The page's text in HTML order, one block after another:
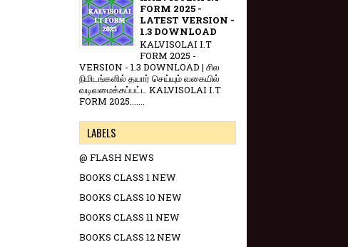
FORM 2025 -
LATEST VERSION -
1.3 DOWNLOAD
KALVISOLAI I.T
FORM 2025 -
VERSION - 1.3 DOWNLOAD | சில
நிமிடங்களில் தயார் செய்யும் வகையில்
வடிவமைக்கப்பட்ட KALVISOLAI I.T
FORM 2025.......
LABELS
@ FLASH NEWS
BOOKS CLASS 1 NEW
BOOKS CLASS 10 NEW
BOOKS CLASS 11 NEW
BOOKS CLASS 12 NEW